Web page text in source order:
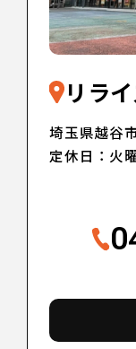
リラ
埼玉県越谷
定休日：火